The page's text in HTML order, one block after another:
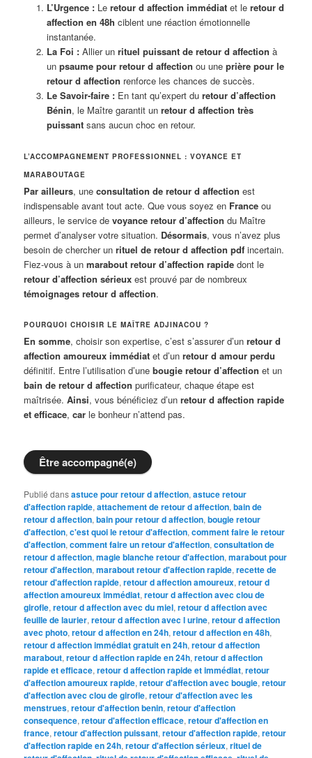
L’Urgence :Le retour d affection immédiatet le retour d
affection en 48h ciblent une réaction émotionnelle
instantanée.
La Foi :Allier un rituel puissant de retour d affection à
un psaume pour retour d affection ou une prière pour le
retour d affection renforce les chances de succès.
Le Savoir-faire :En tant qu’expert du retour d’affection
Bénin, le Maître garantit un retour d affection très
puissantsans aucun choc en retour.
L’ACCOMPAGNEMENT PROFESSIONNEL : VOYANCE ET
MARABOUTAGE
Par ailleurs, uneconsultation de retour d affection est
indispensable avant tout acte. Que vous soyez en France ou
ailleurs, le service devoyance retour d’affection du Maître
permet d’analyser votre situation. Désormais, vous n’avez plus
besoin de chercher unrituel de retour d affection pdf incertain.
Fiez-vous à unmarabout retour d’affection rapide dont le
retour d’affection sérieux est prouvé par de nombreux
témoignages retour d affection.
POURQUOI CHOISIR LE MAÎTRE ADJINACOU ?
En somme, choisir son expertise, c’est s’assurer d’unretour d
affection amoureux immédiat et d’unretour d amour perdu
définitif. Entre l’utilisation d’unebougie retour d’affection et un
bain de retour d affection purificateur, chaque étape est
maîtrisée.Ainsi, vous bénéficiez d’unretour d affection rapide
et efficace,car le bonheur n’attend pas.
Être accompagné(e)
Publié dansastuce pour retour d affection,astuce retour
d'affection rapide,attachement de retour d affection,bain de
retour d affection,bain pour retour d affection,bougie retour
d'affection,c'est quoi le retour d'affection,comment faire le retour
d'affection,comment faire un retour d'affection,consultation de
retour d affection,magie blanche retour d'affection,marabout pour
retour d'affection,marabout retour d'affection rapide,recette de
retour d'affection rapide,retour d affection amoureux,retour d
affection amoureux immédiat,retour d affection avec clou de
girofle,retour d affection avec du miel,retour d affection avec
feuille de laurier,retour d affection avec l urine,retour d affection
avec photo,retour d affection en 24h,retour d affection en 48h,
retour d affection immédiat gratuit en 24h,retour d affection
marabout,retour d affection rapide en 24h,retour d affection
rapide et efficace,retour d affection rapide et immédiat,retour
d'affection amoureux rapide,retour d'affection avec bougie,retour
d'affection avec clou de girofle,retour d'affection avec les
menstrues,retour d'affection benin,retour d'affection
consequence,retour d'affection efficace,retour d'affection en
france,retour d'affection puissant,retour d'affection rapide,retour
d'affection rapide en 24h,retour d'affection sérieux,rituel de